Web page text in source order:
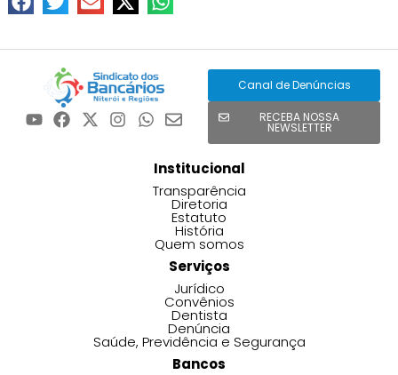
Canal de Denúncias
RECEBA NOSSA
NEWSLETTER
Institucional
Transparência
Diretoria
Estatuto
História
Quem somos
Serviços
Jurídico
Convênios
Dentista
Denúncia
Saúde, Previdência e Segurança
Bancos